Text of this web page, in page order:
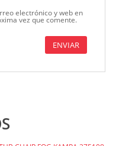
electrónico y web en
vez que comente.